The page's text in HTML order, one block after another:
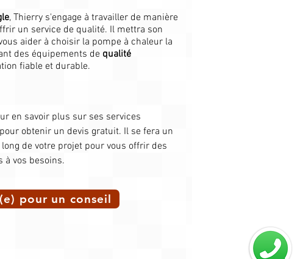
, Thierry s'engage à travailler de manière
un service de qualité. Il mettra son
aider à choisir la pompe à chaleur la
des équipements de qualité
fiable et durable.​
en savoir plus sur ses services
obtenir un devis gratuit. Il se fera un
de votre projet pour vous offrir des
à vos besoins.
pour un conseil